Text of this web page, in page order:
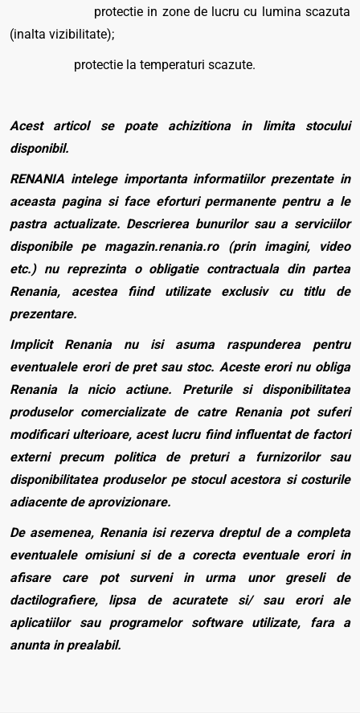
protectie in zone de lucru cu lumina scazuta
(inalta vizibilitate);
protectie la temperaturi scazute.
Acest articol se poate achizitiona in limita stocului
disponibil.
RENANIA intelege importanta informatiilor prezentate in
aceasta pagina si face eforturi permanente pentru a le
pastra actualizate. Descrierea bunurilor sau a serviciilor
disponibile pe magazin.renania.ro (prin imagini, video
etc.) nu reprezinta o obligatie contractuala din partea
Renania, acestea fiind utilizate exclusiv cu titlu de
prezentare.
Implicit Renania nu isi asuma raspunderea pentru
eventualele erori de pret sau stoc. Aceste erori nu obliga
Renania la nicio actiune. Preturile si disponibilitatea
produselor comercializate de catre Renania pot suferi
modificari ulterioare, acest lucru fiind influentat de factori
externi precum politica de preturi a furnizorilor sau
disponibilitatea produselor pe stocul acestora si costurile
adiacente de aprovizionare.
De asemenea, Renania isi rezerva dreptul de a completa
eventualele omisiuni si de a corecta eventuale erori in
afisare care pot surveni in urma unor greseli de
dactilografiere, lipsa de acuratete si/ sau erori ale
aplicatiilor sau programelor software utilizate, fara a
anunta in prealabil.